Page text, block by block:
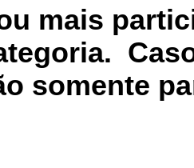
mais
somente